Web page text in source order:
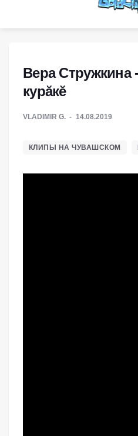
Вера Стружкина
курăкĕ
VLADIMIR G. 14.08.2019
КЛИПЫ НА ЧУВАШСКОМ